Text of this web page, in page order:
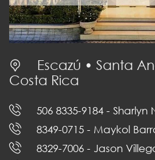
Escazú • Santa
Costa Rica
506 8335-9184 - Sharlyn
8349-0715 - Maykol
8329-7006 - Jason